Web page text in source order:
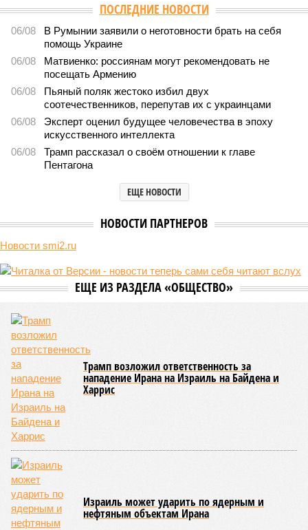
ПОСЛЕДНИЕ НОВОСТИ
06/08
В Румынии заявили о неготовности брать на себя
помощь Украине
06/08
Матвиенко: россиянам могут рекомендовать не
посещать Армению
06/08
Пьяный поляк жестоко избил двух
соотечественников, перепутав их с украинцами
06/08
Эксперт оценил будущее человечества в эпоху
искусственного интеллекта
06/08
Трамп рассказал о своём отношении к главе
Пентагона
ЕЩЕ НОВОСТИ
НОВОСТИ ПАРТНЕРОВ
Новости smi2.ru
ЕЩЕ ИЗ РАЗДЕЛА «ОБЩЕСТВО»
Трамп возложил ответственность за
нападение Ирана на Израиль на Байдена и
Харрис
Израиль может ударить по ядерным и
нефтяным объектам Ирана